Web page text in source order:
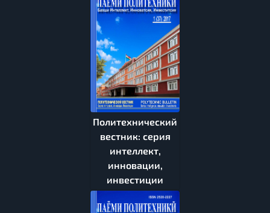
Политехнический
вестник: серия
интеллект,
инновации,
инвестиции